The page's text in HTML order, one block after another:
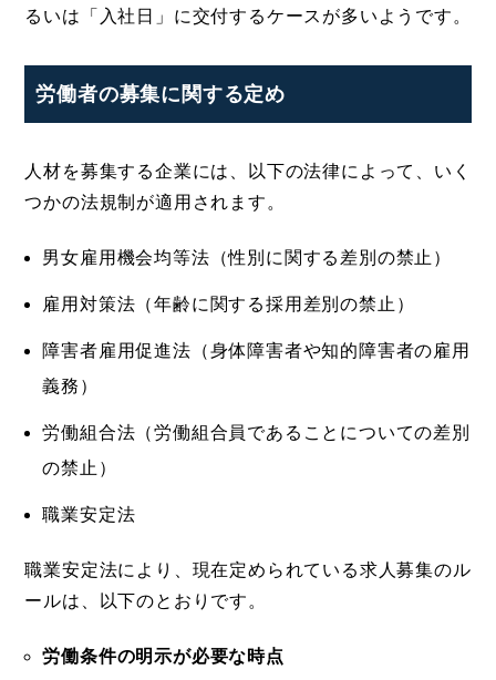
るいは「入社日」に交付するケースが多いようです。
労働者の募集に関する定め
人材を募集する企業には、以下の法律によって、いく
つかの法規制が適用されます。
男女雇用機会均等法（性別に関する差別の禁止）
雇用対策法（年齢に関する採用差別の禁止）
障害者雇用促進法（身体障害者や知的障害者の雇用
義務）
労働組合法（労働組合員であることについての差別
の禁止）
職業安定法
職業安定法により、現在定められている求人募集のル
ールは、以下のとおりです。
労働条件の明示が必要な時点